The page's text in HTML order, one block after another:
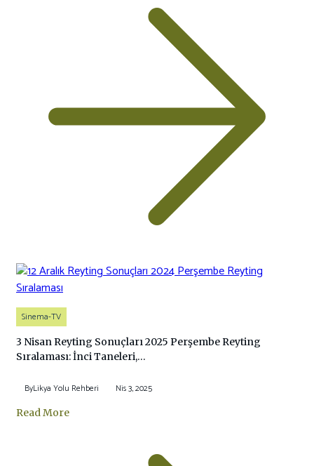
Sinema-TV
3 Nisan Reyting Sonuçları 2025 Perşembe Reyting
Sıralaması: İnci Taneleri,…
ByLikya Yolu Rehberi Nis 3, 2025
Read More